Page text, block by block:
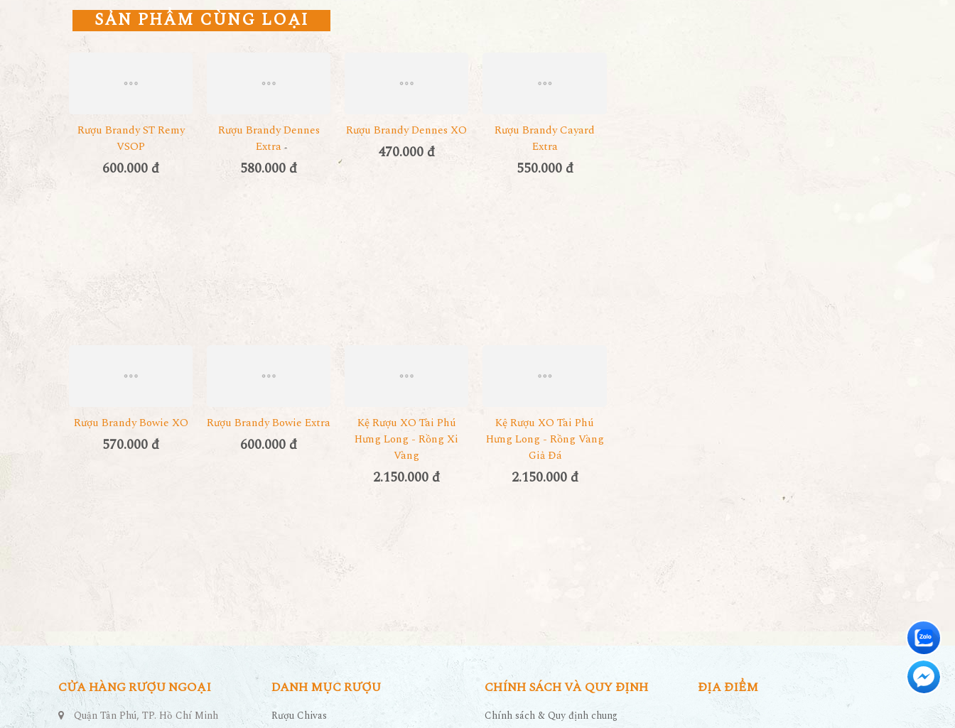
SẢN PHẨM CÙNG LOẠI
Rượu Brandy ST Remy
VSOP
600.000 đ
Rượu Brandy Dennes
Extra
580.000 đ
Rượu Brandy Dennes XO
470.000 đ
Rượu Brandy Cayard
Extra
550.000 đ
Rượu Brandy Bowie XO
570.000 đ
Rượu Brandy Bowie Extra
600.000 đ
Kệ Rượu XO Tài Phú
Hưng Long - Rồng Xi
Vàng
2.150.000 đ
Kệ Rượu XO Tài Phú
Hưng Long - Rồng Vàng
Giả Đá
2.150.000 đ
CỬA HÀNG RƯỢU NGOẠI
Quận Tân Phú, TP. Hồ Chí Minh
DANH MỤC RƯỢU
Rượu Chivas
CHÍNH SÁCH VÀ QUY ĐỊNH
Chính sách & Quy định chung
ĐỊA ĐIỂM